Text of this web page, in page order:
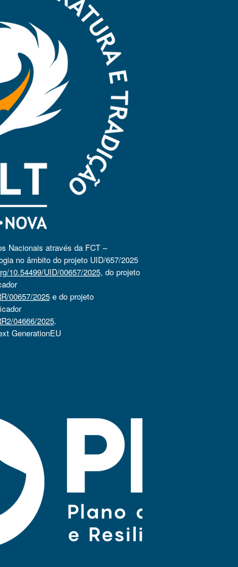
Nacionais através da FCT –
no âmbito do projeto UID/657/2025
10.54499/UID/00657/2025, do projeto
00657/2025e do projeto
04666/2025.
GenerationEU